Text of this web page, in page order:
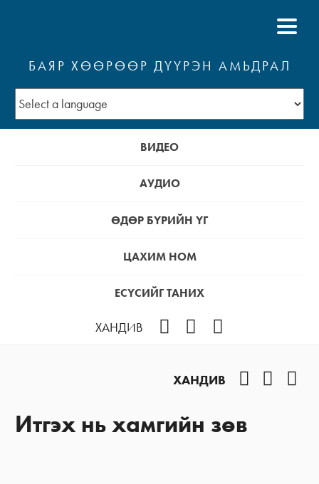
БАЯР ХӨӨРӨӨР ДҮҮРЭН АМЬДРАЛ
ВИДЕО
АУДИО
ӨДӨР БҮРИЙН ҮГ
ЦАХИМ НОМ
ЕСҮСИЙГ ТАНИХ
ХАНДИВ
ХАНДИВ
Итгэх нь хамгийн зөв